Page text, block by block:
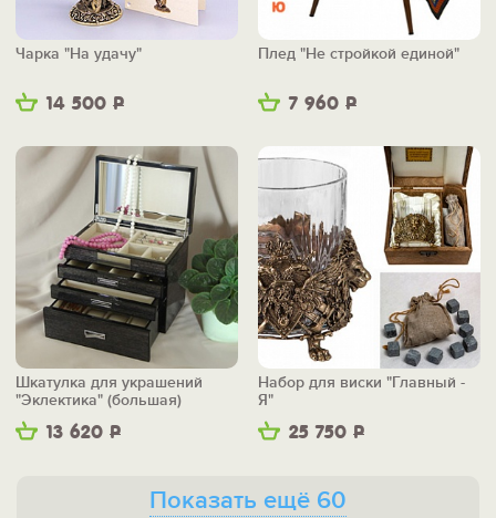
14 500 Р
Чарка "На удачу"
7 960 Р
Плед "Не стройкой единой"
13 620 Р
Шкатулка для украшений
"Эклектика" (большая)
25 750 Р
Набор для виски "Главный -
Я"
Показать ещё 60